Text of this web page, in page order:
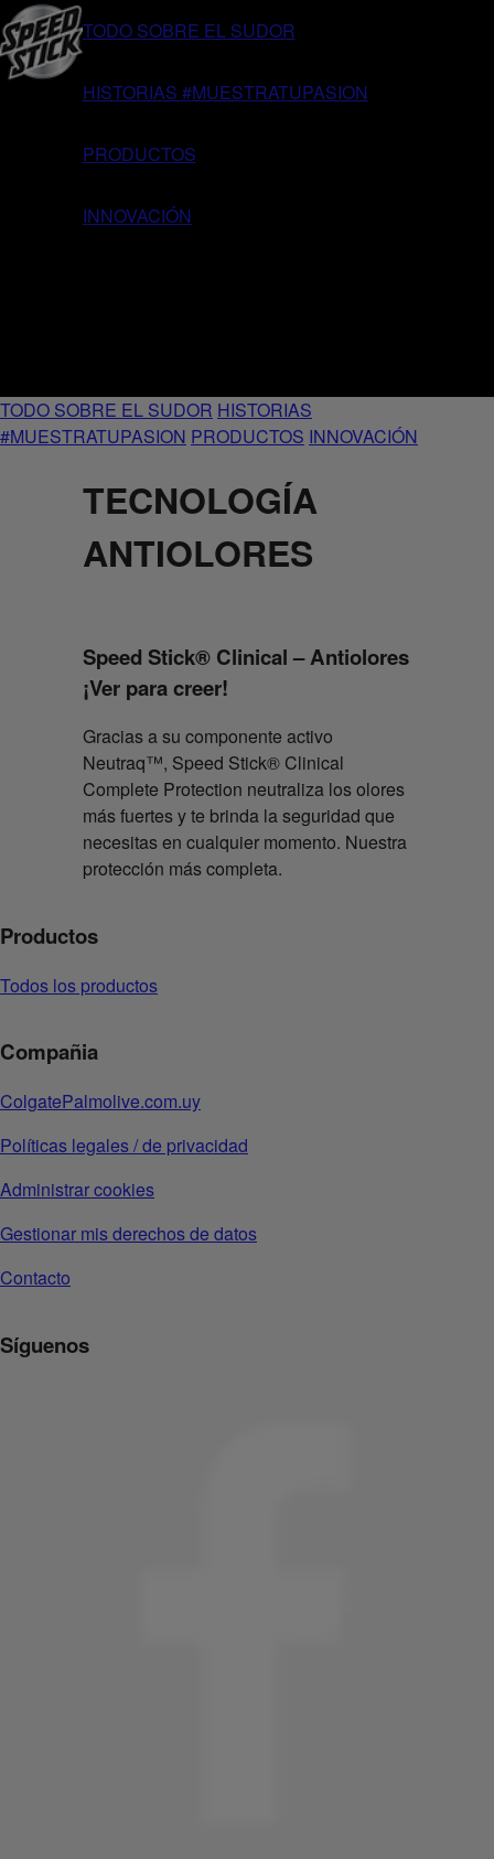
TODO SOBRE EL SUDOR
HISTORIAS #MUESTRATUPASION
PRODUCTOS
INNOVACIÓN
TODO SOBRE EL SUDOR HISTORIAS
#MUESTRATUPASION PRODUCTOS INNOVACIÓN
TECNOLOGÍA
ANTIOLORES
Speed Stick® Clinical – Antiolores
¡Ver para creer!
Gracias a su componente activo
Neutraq™, Speed Stick® Clinical
Complete Protection neutraliza los olores
más fuertes y te brinda la seguridad que
necesitas en cualquier momento. Nuestra
protección más completa.
Productos
Todos los productos
Compañia
ColgatePalmolive.com.uy
Políticas legales / de privacidad
Administrar cookies
Gestionar mis derechos de datos
Contacto
Síguenos